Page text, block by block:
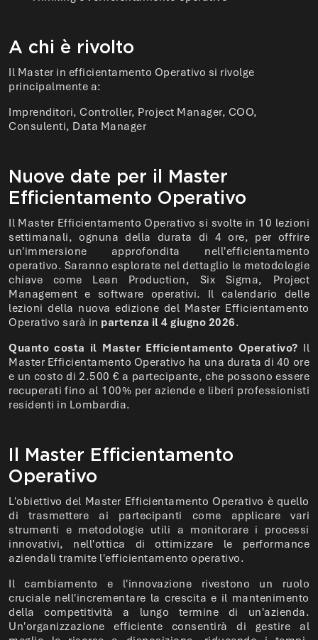
A chi è rivolto
Il Master in efficientamento Operativo si rivolge
principalmente a:
Imprenditori, Controller, Project Manager, COO,
Consulenti, Data Manager
Nuove date per il Master
Efficientamento Operativo
Il Master Efficientamento Operativo si svolte in 10 lezioni
settimanali, ognuna della durata di 4 ore, per offrire
un'immersione approfondita nell'efficientamento
operativo. Saranno esplorate nel dettaglio le metodologie
chiave come Lean Production, Six Sigma, Project
Management e software operativi. Il calendario delle
lezioni della nuova edizione del Master Efficientamento
Operativo sarà in partenza il 4 giugno 2026.
Quanto costa il Master Efficientamento Operativo? Il
Master Efficientamento Operativo ha una durata di 40 ore
e un costo di 2.500 € a partecipante, che possono essere
recuperati fino al 100% per aziende e liberi professionisti
residenti in Lombardia.
Il Master Efficientamento
Operativo
L'obiettivo del Master Efficientamento Operativo è quello
di trasmettere ai partecipanti come applicare vari
strumenti e metodologie utili a monitorare i processi
innovativi, nell'ottica di ottimizzare le performance
aziendali tramite l'efficientamento operativo.
Il cambiamento e l'innovazione rivestono un ruolo
cruciale nell'incrementare la crescita e il mantenimento
della competitività a lungo termine di un'azienda.
Un'organizzazione efficiente consentirà di gestire al